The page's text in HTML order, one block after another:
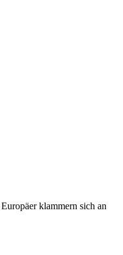
klammern sich an